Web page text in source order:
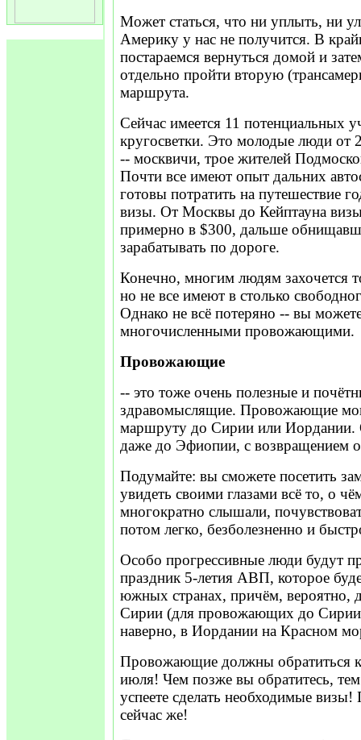
Может статься, что ни уплыть, ни
Америку у нас не получится. В
постараемся вернуться домой и
отдельно пройти вторую
маршрута.
Сейчас имеется 11 потенциальных
кругосветки. Это молодые люди от
-- москвичи, трое жителей
Почти все имеют опыт дальних
готовы потратить на путешествие
визы. От Москвы до Кейптауна
примерно в $300, дальше
зарабатывать по дороге.
Конечно, многим людям захочется
но не все имеют в столько
Однако не всё потеряно -- вы
многочисленными провожающими.
Провожающие
-- это тоже очень полезные и
здравомыслящие. Провожающие
маршруту до Сирии или Иордании.
даже до Эфиопии, с возвращением
Подумайте: вы сможете посетить
увидеть своими глазами всё то, о
многократно слышали,
потом легко, безболезненно и
Особо прогрессивные люди будут
праздник 5-летия АВП, которое
южных странах, причём, вероятно,
Сирии (для провожающих до
наверно, в Иордании на Красном
Провожающие должны обратиться
июля! Чем позже вы обратитесь,
успеете сделать необходимые
сейчас же!